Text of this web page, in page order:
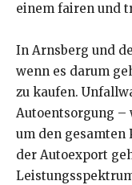
einem fairen und
In Arnsberg und
wenn es darum
zu kaufen.
Autoentsorgung
um den gesamten
der Autoexport